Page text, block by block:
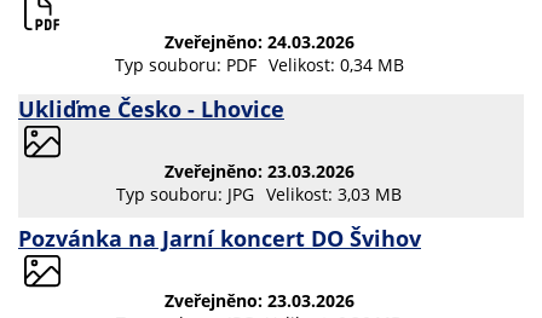
Zveřejněno: 24.03.2026
Typ souboru: PDF Velikost: 0,34 MB
Ukliďme Česko - Lhovice
Zveřejněno: 23.03.2026
Typ souboru: JPG Velikost: 3,03 MB
Pozvánka na Jarní koncert DO Švihov
Zveřejněno: 23.03.2026